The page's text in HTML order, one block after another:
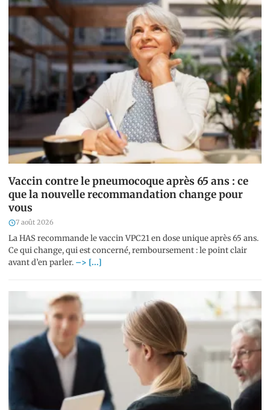
Vaccin contre le pneumocoque après 65 ans : ce
que la nouvelle recommandation change pour
vous
7 août 2026
La HAS recommande le vaccin VPC21 en dose unique après 65 ans.
Ce qui change, qui est concerné, remboursement : le point clair
avant d’en parler. –> [...]